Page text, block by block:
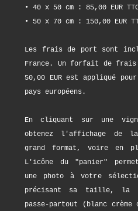
• 40 x 50 cm : 85,00 EUR
• 50 x 70 cm : 150,00 EUR
Les frais de port sont
France. Un forfait de frais
50,00 EUR est appliqué
pays européens.
En cliquant sur une
obtenez l'affichage de
grand format, voire en
L'icône du "panier"
une photo à votre
précisant sa taille, la
passe-partout (blanc